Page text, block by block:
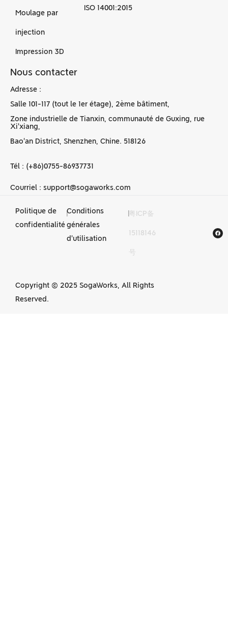
Moulage par
injection
Impression 3D
ISO 14001:2015
Nous contacter
Adresse :
Salle 101-117 (tout le 1er étage), 2ème bâtiment,
Zone industrielle de Tianxin, communauté de Guxing, rue
Xi'xiang,
Bao'an District, Shenzhen, Chine. 518126
Tél : (+86)0755-86937731
Courriel : support@sogaworks.com
Politique de
confidentialité
|Conditions
générales
d'utilisation
粤ICP备
15118146
号
Copyright © 2025 SogaWorks, All Rights
Reserved.